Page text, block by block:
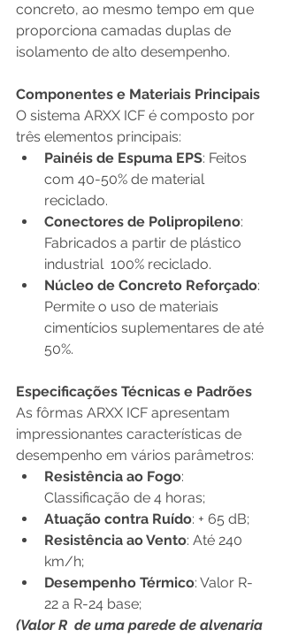
concreto, ao mesmo tempo em que
proporciona camadas duplas de
isolamento de alto desempenho.
Componentes e Materiais Principais
O sistema ARXX ICF é composto por
três elementos principais:
Painéis de Espuma EPS: Feitos
com 40-50% de material
reciclado.
Conectores de Polipropileno:
Fabricados a partir de plástico
industrial  100% reciclado.
Núcleo de Concreto Reforçado:
Permite o uso de materiais
cimentícios suplementares de até
50%.
Especificações Técnicas e Padrões
As fôrmas ARXX ICF apresentam
impressionantes características de
desempenho em vários parâmetros:
Resistência ao Fogo:
Classificação de 4 horas;
Atuação contra Ruído: + 65 dB;
Resistência ao Vento: Até 240
km/h;
Desempenho Térmico: Valor R-
22 a R-24 base;
(Valor R  de uma parede de alvenaria